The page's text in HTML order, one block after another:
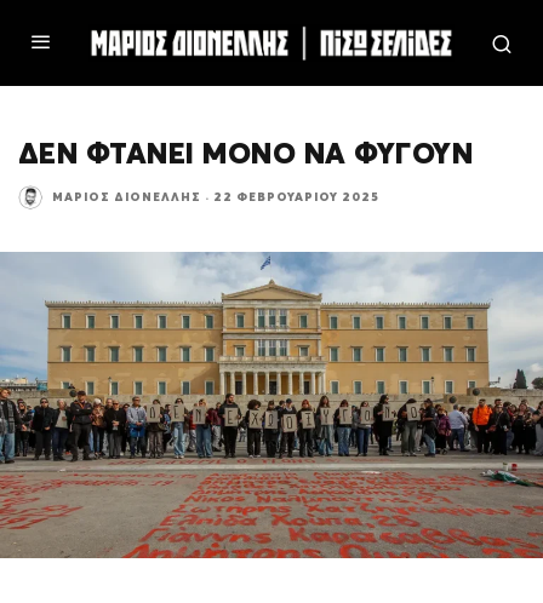
ΔΕΝ ΦΤΑΝΕΙ ΜΟΝΟ ΝΑ ΦΥΓΟΥΝ
ΜΆΡΙΟΣ ΔΙΟΝΈΛΛΗΣ · 22 ΦΕΒΡΟΥΑΡΊΟΥ 2025